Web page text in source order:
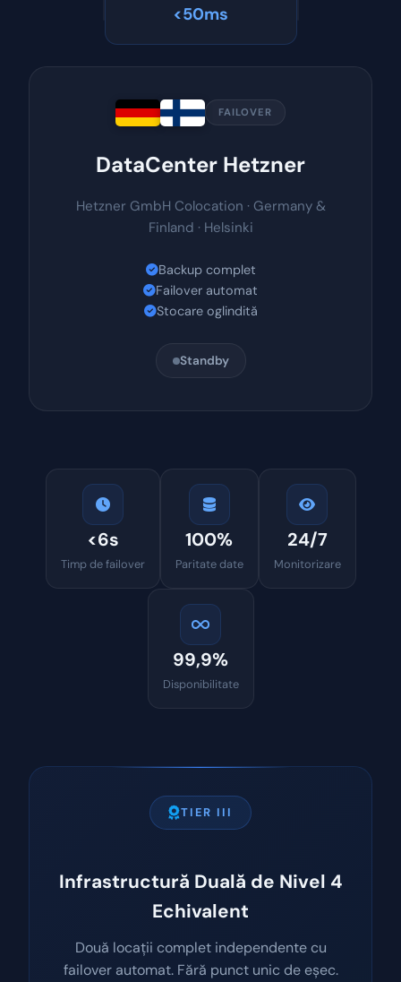
<50ms
FAILOVER
DataCenter Hetzner
Hetzner GmbH Colocation · Germany &
Finland · Helsinki
Backup complet
Failover automat
Stocare oglindită
Standby
<6s
Timp de failover
100%
Paritate date
24/7
Monitorizare
99,9%
Disponibilitate
TIER III
Infrastructură Duală de Nivel 4
Echivalent
Două locații complet independente cu
failover automat. Fără punct unic de eșec.